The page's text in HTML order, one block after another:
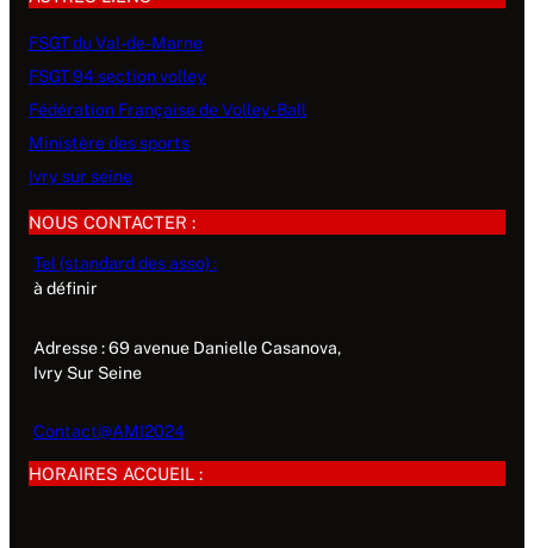
FSGT du Val-de-Marne
FSGT 94 section volley
Fédération Française de Volley-Ball
Ministère des sports
Ivry sur seine
NOUS CONTACTER :
Tel (standard des asso) :
à définir
Adresse : 69 avenue Danielle Casanova,
Ivry Sur Seine
Contact@AMI2024
HORAIRES ACCUEIL :